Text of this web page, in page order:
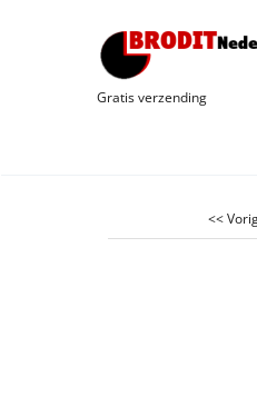
Gratis verzending
<<